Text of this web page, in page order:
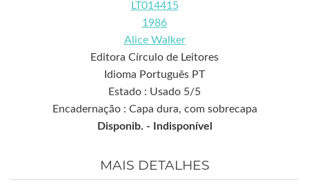
LT014415
1986
Alice Walker
Editora Círculo de Leitores
Idioma Português PT
Estado : Usado 5/5
Encadernação : Capa dura, com sobrecapa
Disponib. -
Indisponível
MAIS DETALHES